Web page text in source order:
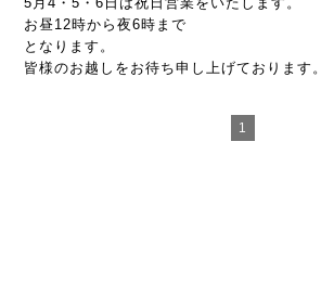
お昼12時から夜6時まで
となります。
皆様のお越しをお待ち申し上げております。
1